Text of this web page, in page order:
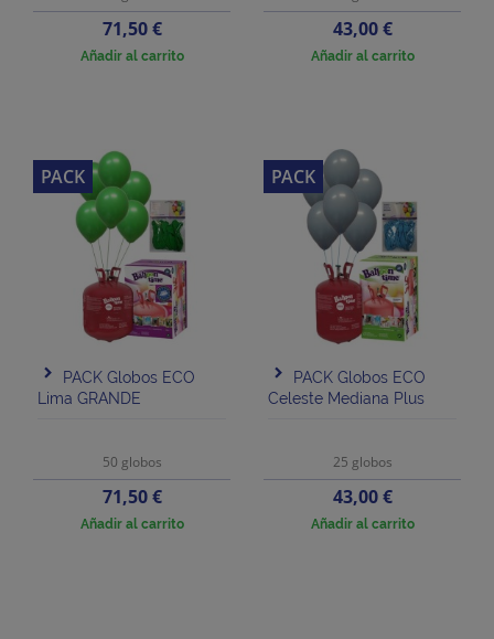
Precio
71,50 €
Añadir al carrito
Precio
43,00 €
Añadir al carrito
PACK Globos ECO
Lima GRANDE
50 globos
Precio
71,50 €
Añadir al carrito
PACK
PACK Globos ECO
Celeste Mediana Plus
25 globos
Precio
43,00 €
Añadir al carrito
PACK